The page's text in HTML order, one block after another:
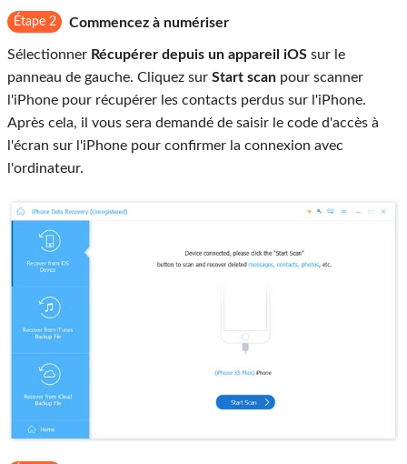
Étape 2 Commencez à numériser
Sélectionner Récupérer depuis un appareil iOS sur le
panneau de gauche. Cliquez sur Start scan pour scanner
l'iPhone pour récupérer les contacts perdus sur l'iPhone.
Après cela, il vous sera demandé de saisir le code d'accès à
l'écran sur l'iPhone pour confirmer la connexion avec
l'ordinateur.